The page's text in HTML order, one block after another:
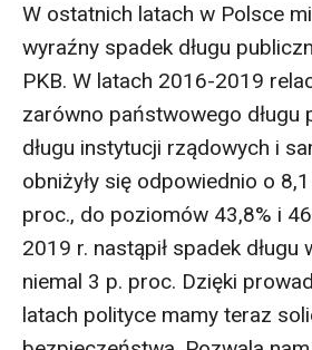
W ostatnich latach w Polsce
wyraźny spadek długu
PKB. W latach 2016-2019
zarówno państwowego długu
długu instytucji rządowych i
obniżyły się odpowiednio o
proc., do poziomów 43,8% i
2019 r. nastąpił spadek długu
niemal 3 p. proc. Dzięki
latach polityce mamy teraz